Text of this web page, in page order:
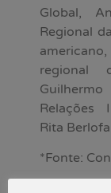
Global,
Regional
regional
Relações
Rita
*Fonte: